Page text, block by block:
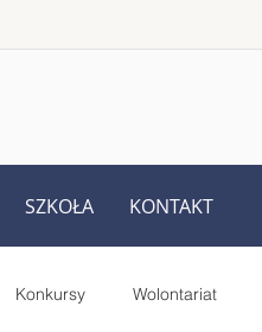
SZKOŁA KONTAKT
Konkursy Wolontariat